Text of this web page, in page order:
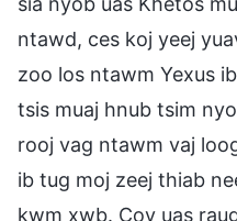
ntawd, ces koj yeej
zoo los ntawm Yexus
tsis muaj hnub tsim
rooj vag ntawm vaj
ib tug moj zeej thiab
kwm xwb. Cov uas